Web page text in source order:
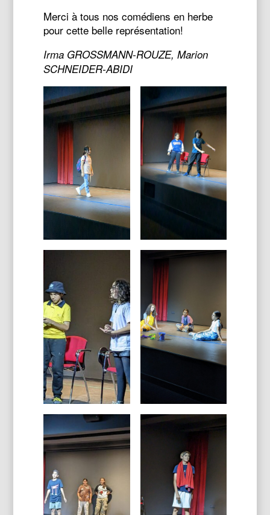
Merci à tous nos comédiens en herbe
pour cette belle représentation!
Irma GROSSMANN-ROUZE, Marion
SCHNEIDER-ABIDI